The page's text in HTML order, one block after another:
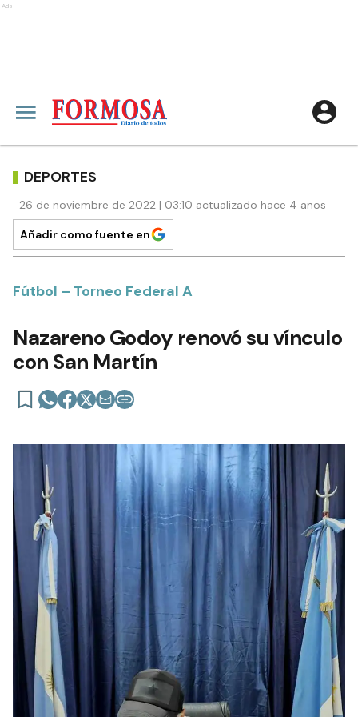
Ads
DEPORTES
26 de noviembre de 2022 | 03:10 actualizado hace 4 años
Añadir como fuente en
Fútbol – Torneo Federal A
Nazareno Godoy renovó su vínculo
con San Martín